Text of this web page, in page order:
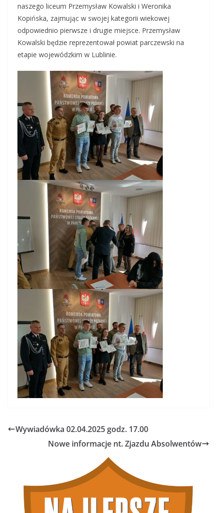
naszego liceum Przemysław Kowalski i Weronika
Kopińska, zajmując w swojej kategorii wiekowej
odpowiednio pierwsze i drugie miejsce. Przemysław
Kowalski będzie reprezentował powiat parczewski na
etapie wojewódzkim w Lublinie.
Wywiadówka 02.04.2025 godz. 17.00
Nowe informacje nt. Zjazdu Absolwentów